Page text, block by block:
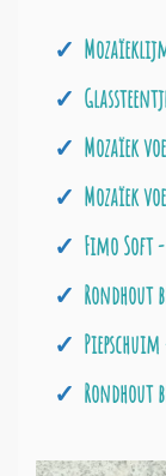
Mozaïek
Mozaïek
Fimo Soft
Rondhout
Rondhout